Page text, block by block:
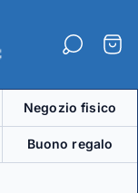
Negozio fisico
Buono regalo